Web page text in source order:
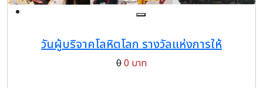
วันผู้บริจาคโลหิตโลก รางวัลแห่งการให้
00 บาท